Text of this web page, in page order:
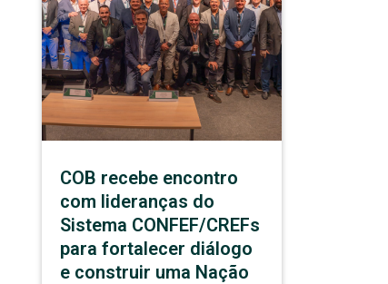
COB recebe encontro
com lideranças do
Sistema CONFEF/CREFs
para fortalecer diálogo
e construir uma Nação